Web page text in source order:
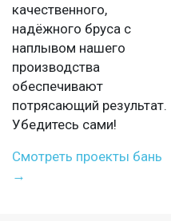
качественного,
надёжного бруса с
наплывом нашего
производства
обеспечивают
потрясающий результат.
Убедитесь сами!
Смотреть проекты бань
→